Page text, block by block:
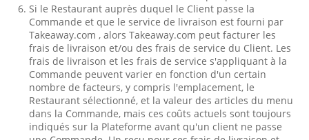
Si le Restaurant auprès duquel le Client passe la
Commande et que le service de livraison est fourni par
Takeaway.com , alors Takeaway.com peut facturer les
frais de livraison et/ou des frais de service du Client. Les
frais de livraison et les frais de service s'appliquant à la
Commande peuvent varier en fonction d'un certain
nombre de facteurs, y compris l'emplacement, le
Restaurant sélectionné, et la valeur des articles du menu
dans la Commande, mais ces coûts actuels sont toujours
indiqués sur la Plateforme avant qu'un client ne passe